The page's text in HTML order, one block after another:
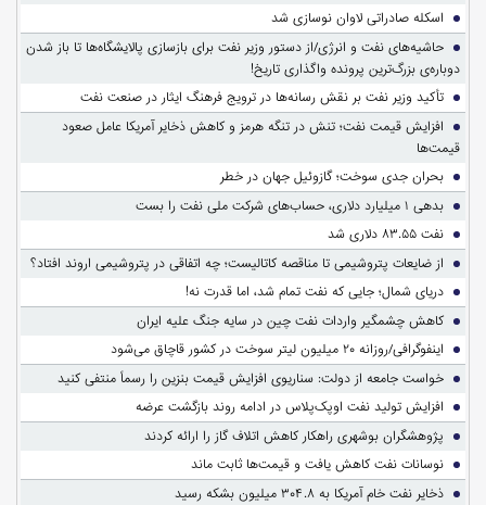
اسکله صادراتی لاوان نوسازی شد
حاشیه‌های نفت و انرژی/از دستور وزیر نفت برای بازسازی پالایشگاه‌ها تا باز شدن
دوباره‌ی بزرگ‌ترین پرونده واگذاری تاریخ!
تأکید وزیر نفت بر نقش رسانه‌ها در ترویج فرهنگ ایثار در صنعت نفت
افزایش قیمت نفت؛ تنش در تنگه هرمز و کاهش ذخایر آمریکا عامل صعود
قیمت‌ها
بحران جدی سوخت؛ گازوئیل جهان در خطر
بدهی ۱ میلیارد دلاری، حساب‌های شرکت ملی نفت را بست
نفت ۸۳.۵۵ دلاری شد
از ضایعات پتروشیمی تا مناقصه کاتالیست؛ چه اتفاقی در پتروشیمی اروند افتاد؟
دریای شمال؛ جایی که نفت تمام شد، اما قدرت نه!
کاهش چشمگیر واردات نفت چین در سایه جنگ علیه ایران
اینفوگرافی/روزانه ۲۰ میلیون لیتر سوخت در کشور قاچاق می‌شود
خواست جامعه از دولت: سناریوی افزایش قیمت بنزین را رسماً منتفی کنید
افزایش تولید نفت اوپک‌پلاس در ادامه روند بازگشت عرضه
پژوهشگران بوشهری راهکار کاهش اتلاف گاز را ارائه کردند
نوسانات نفت کاهش یافت و قیمت‌ها ثابت ماند
ذخایر نفت خام آمریکا به ۳۰۴.۸ میلیون بشکه رسید